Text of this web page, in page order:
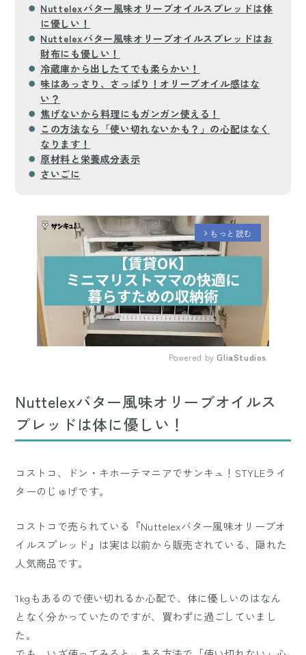
Nuttelexバター風味オリーブオイルスプレッドは体
に優しい！
Nuttelexバター風味オリーブオイルスプレッドはお
財布にも優しい！
冷蔵庫から出したてでも柔らかい！
味はあっさり、さっぱり！オリーブオイル感はな
い？
焦げないから料理にもガンガン使える！
この方法なら「使い切れないかも？」の心配はなく
なります！
原材料と栄養成分表示
さいごに
arrow_forward_ios もっと読む
Powered by GliaStudios
Nuttelexバター風味オリーブオイルス
プレッドは体に優しい！
コストコ、ドン・キホーテマニアでサンキュ！STYLEライ
ターのじゅげです。
コストコで売られている『Nuttelexバター風味オリーブオ
イルスプレッド』は実は以前から販売されている、隠れた
人気商品です。
1kgもあるので使い切れるか心配で、体に優しいのはなん
となく分かっていたのですが、買わずに過ごしていまし
た。